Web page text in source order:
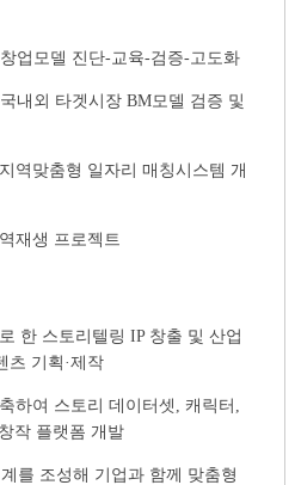
업모델 진단-교육-검증-고도화
내외 타겟시장 BM모델 검증 및
역맞춤형 일자리 매칭시스템 개
재생 프로젝트
한 스토리텔링 IP 창출 및 산업
츠 기획·제작
하여 스토리 데이터셋, 캐릭터,
작 플랫폼 개발
를 조성해 기업과 함께 맞춤형